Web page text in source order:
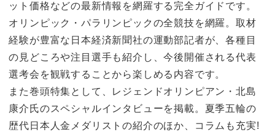
ット価格などの最新情報を網羅する完全ガイドです。
オリンピック・パラリンピックの全競技を網羅。取材
経験が豊富な日本経済新聞社の運動部記者が、各種目
の見どころや注目選手も紹介し、今後開催される代表
選考会を観戦することから楽しめる内容です。
また巻頭特集として、レジェンドオリンピアン・北島
康介氏のスペシャルインタビューを掲載。夏季五輪の
歴代日本人金メダリストの紹介のほか、コラムも充実!